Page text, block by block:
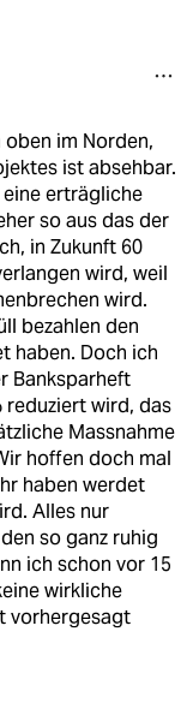
im Norden,
ist absehbar.
eine erträgliche
so aus das der
in Zukunft 60
wird, weil
wird.
bezahlen den
haben. Doch ich
Banksparheft
reduziert wird, das
Massnahme
hoffen doch mal
haben werdet
Alles nur
so ganz ruhig
ich schon vor 15
wirkliche
vorhergesagt